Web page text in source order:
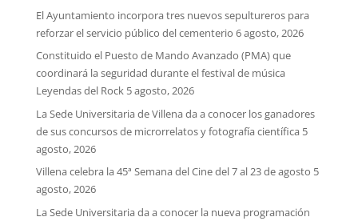
El Ayuntamiento incorpora tres nuevos sepultureros para
reforzar el servicio público del cementerio 6 agosto, 2026
Constituido el Puesto de Mando Avanzado (PMA) que
coordinará la seguridad durante el festival de música
Leyendas del Rock 5 agosto, 2026
La Sede Universitaria de Villena da a conocer los ganadores
de sus concursos de microrrelatos y fotografía científica 5
agosto, 2026
Villena celebra la 45ª Semana del Cine del 7 al 23 de agosto 5
agosto, 2026
La Sede Universitaria da a conocer la nueva programación